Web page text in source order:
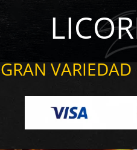
GRAN VARIEDAD